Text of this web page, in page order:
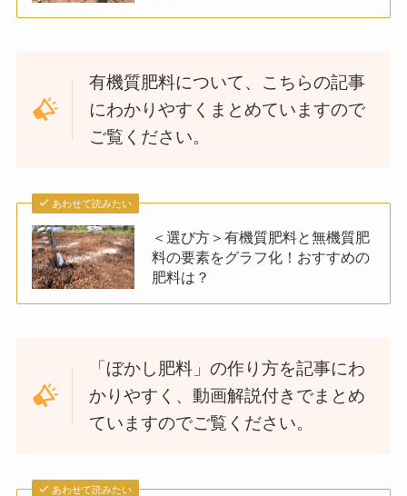
有機質肥料について、こちらの記事
にわかりやすくまとめていますので
ご覧ください。
あわせて読みたい
＜選び方＞有機質肥料と無機質肥
料の要素をグラフ化！おすすめの
肥料は？
「ぼかし肥料」の作り方を記事にわ
かりやすく、動画解説付きでまとめ
ていますのでご覧ください。
あわせて読みたい